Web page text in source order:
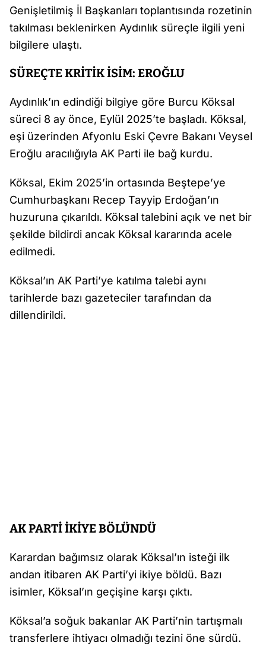
Genişletilmiş İl Başkanları toplantısında rozetinin
takılması beklenirken Aydınlık süreçle ilgili yeni
bilgilere ulaştı.
SÜREÇTE KRİTİK İSİM: EROĞLU
Aydınlık’ın edindiği bilgiye göre Burcu Köksal
süreci 8 ay önce, Eylül 2025’te başladı. Köksal,
eşi üzerinden Afyonlu Eski Çevre Bakanı Veysel
Eroğlu aracılığıyla AK Parti ile bağ kurdu.
Köksal, Ekim 2025’in ortasında Beştepe’ye
Cumhurbaşkanı Recep Tayyip Erdoğan’ın
huzuruna çıkarıldı. Köksal talebini açık ve net bir
şekilde bildirdi ancak Köksal kararında acele
edilmedi.
Köksal’ın AK Parti’ye katılma talebi aynı
tarihlerde bazı gazeteciler tarafından da
dillendirildi.
AK PARTİ İKİYE BÖLÜNDÜ
Karardan bağımsız olarak Köksal’ın isteği ilk
andan itibaren AK Parti’yi ikiye böldü. Bazı
isimler, Köksal’ın geçişine karşı çıktı.
Köksal’a soğuk bakanlar AK Parti’nin tartışmalı
transferlere ihtiyacı olmadığı tezini öne sürdü.